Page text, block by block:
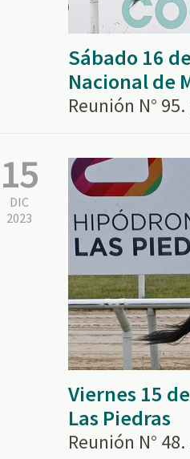
Sábado 16
Nacional de
Reunión N° 95.
15
DIC
2023
Viernes 15
Las Piedras
Reunión N° 48.